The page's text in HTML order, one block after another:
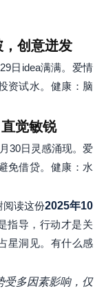
创意迸发
日idea满满。爱情
资试水。健康：脑
觉敏锐
30日灵感涌现。爱
免借贷。健康：水
阅读这份2025年10
指导，行动才是关
星洞见。有什么感
受多因素影响，仅